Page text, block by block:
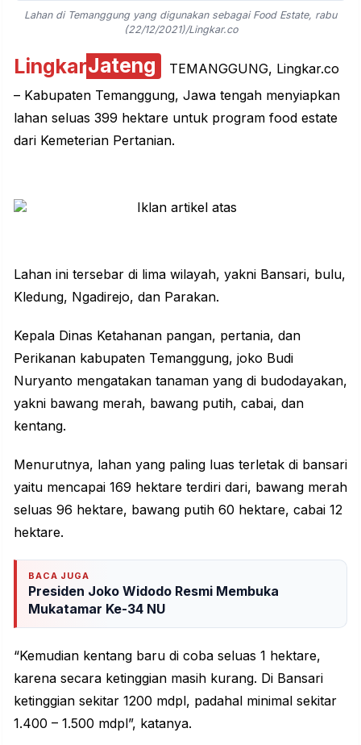
Lahan di Temanggung yang digunakan sebagai Food Estate, rabu
(22/12/2021)/Lingkar.co
LingkarJateng
TEMANGGUNG, Lingkar.co
– Kabupaten Temanggung, Jawa tengah menyiapkan
lahan seluas 399 hektare untuk program food estate
dari Kemeterian Pertanian.
Lahan ini tersebar di lima wilayah, yakni Bansari, bulu,
Kledung, Ngadirejo, dan Parakan.
Kepala Dinas Ketahanan pangan, pertania, dan
Perikanan kabupaten Temanggung, joko Budi
Nuryanto mengatakan tanaman yang di budodayakan,
yakni bawang merah, bawang putih, cabai, dan
kentang.
Menurutnya, lahan yang paling luas terletak di bansari
yaitu mencapai 169 hektare terdiri dari, bawang merah
seluas 96 hektare, bawang putih 60 hektare, cabai 12
hektare.
BACA JUGA
Presiden Joko Widodo Resmi Membuka
Mukatamar Ke-34 NU
“Kemudian kentang baru di coba seluas 1 hektare,
karena secara ketinggian masih kurang. Di Bansari
ketinggian sekitar 1200 mdpl, padahal minimal sekitar
1.400 – 1.500 mdpl”, katanya.